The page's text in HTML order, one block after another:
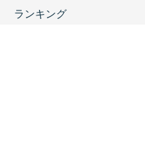
ランキング